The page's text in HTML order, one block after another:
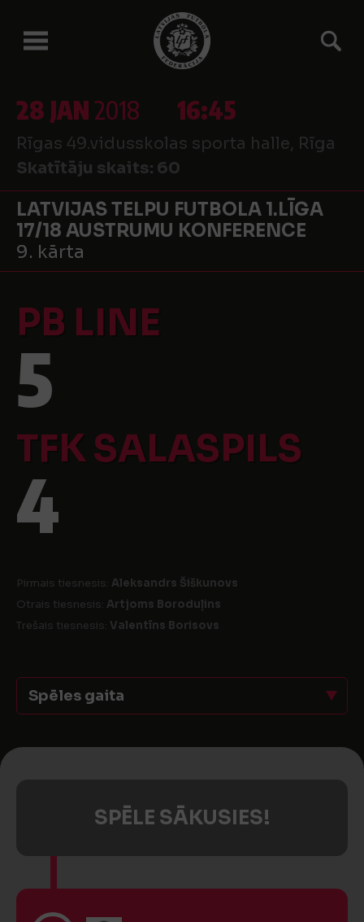
28 JAN2018 16:45
Rīgas 49.vidusskolas sporta halle, Rīga
Skatītāju skaits: 60
LATVIJAS TELPU FUTBOLA 1.LĪGA
17/18 AUSTRUMU KONFERENCE
9. kārta
PB LINE
5
TFK SALASPILS
4
Pirmais tiesnesis: Aleksandrs Šiškunovs
Otrais tiesnesis: Artjoms Boroduļins
Trešais tiesnesis: Valentīns Borisovs
Spēles gaita
SPĒLE SĀKUSIES!